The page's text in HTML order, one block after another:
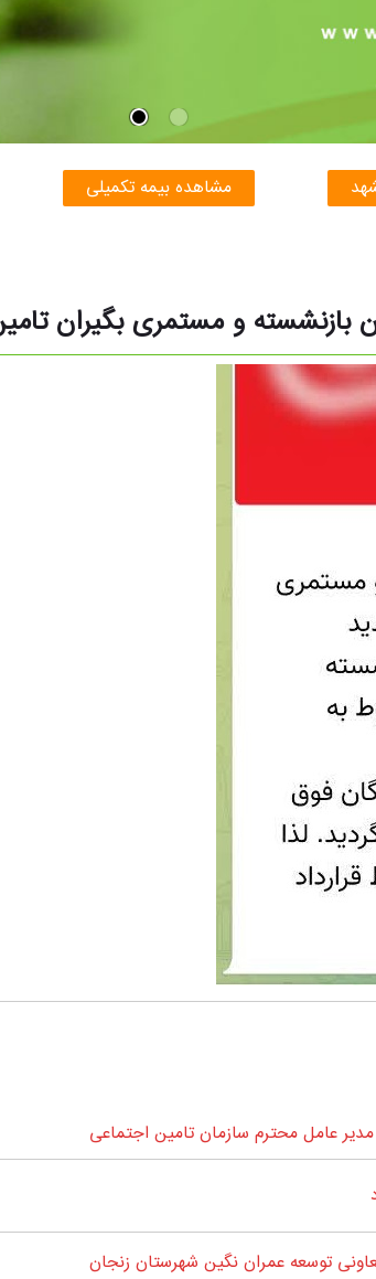
مشاهده بیمه تکمیلی
و مستمری بگیران تامین
عامل محترم سازمان تامین اجتماعی
توسعه عمران نگین شهرستان زنجان